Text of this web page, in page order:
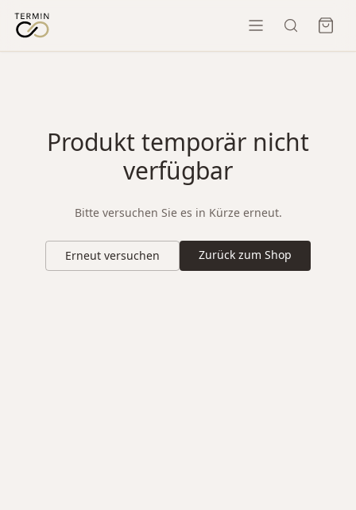
Produkt temporär nicht
verfügbar
Bitte versuchen Sie es in Kürze erneut.
Erneut versuchen Zurück zum Shop